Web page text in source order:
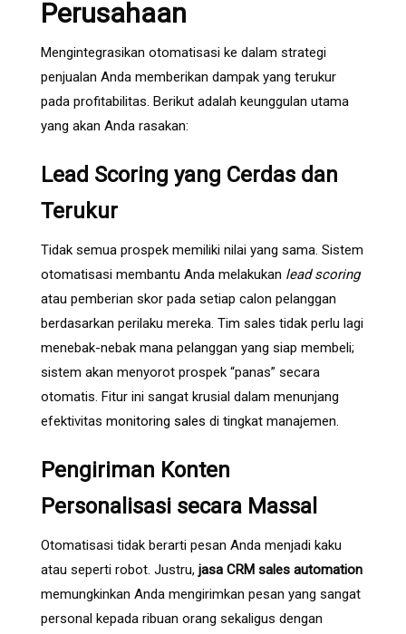
Perusahaan
Mengintegrasikan otomatisasi ke dalam strategi
penjualan Anda memberikan dampak yang terukur
pada profitabilitas. Berikut adalah keunggulan utama
yang akan Anda rasakan:
Lead Scoring yang Cerdas dan
Terukur
Tidak semua prospek memiliki nilai yang sama. Sistem
otomatisasi membantu Anda melakukan lead scoring
atau pemberian skor pada setiap calon pelanggan
berdasarkan perilaku mereka. Tim sales tidak perlu lagi
menebak-nebak mana pelanggan yang siap membeli;
sistem akan menyorot prospek “panas” secara
otomatis. Fitur ini sangat krusial dalam menunjang
efektivitas monitoring sales di tingkat manajemen.
Pengiriman Konten
Personalisasi secara Massal
Otomatisasi tidak berarti pesan Anda menjadi kaku
atau seperti robot. Justru, jasa CRM sales automation
memungkinkan Anda mengirimkan pesan yang sangat
personal kepada ribuan orang sekaligus dengan